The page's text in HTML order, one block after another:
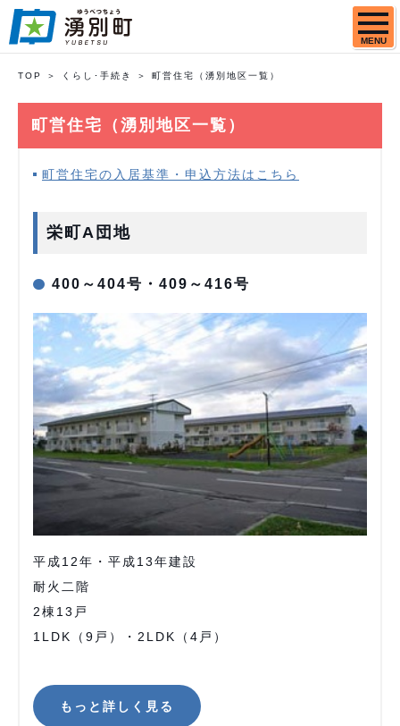
MENU
TOP くらし･手続き 町営住宅（湧別地区一覧）
町営住宅（湧別地区一覧）
町営住宅の入居基準・申込方法はこちら
栄町A団地
400～404号・409～416号
平成12年・平成13年建設
耐火二階
2棟13戸
1LDK（9戸）・2LDK（4戸）
もっと詳しく見る